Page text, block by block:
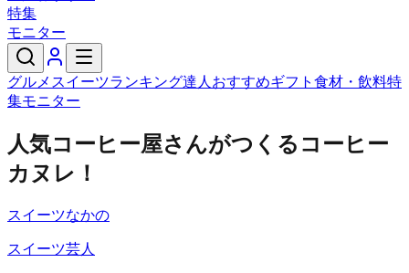
特集
モニター
グルメ スイーツランキング達人おすすめギフト 食材・飲料特
集モニター
人気コーヒー屋さんがつくるコーヒー
カヌレ！
スイーツなかの
スイーツ芸人